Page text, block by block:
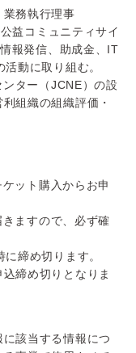
務執行理事
益コミュニティサイ
報発信、助成金、IT
動に取り組む。
ター（JCNE）の設
組織の組織評価・
ット購入からお申
ますので、必ず確
締め切ります。
締め切りとなりま
該当する情報につ